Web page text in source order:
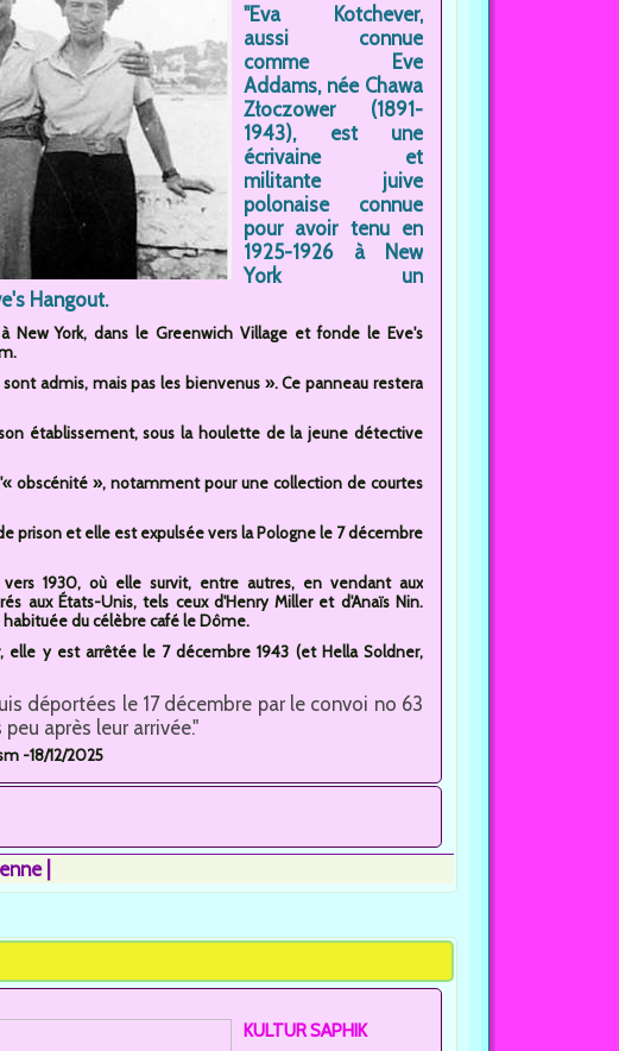
"Eva Kotchever,
aussi connue
comme Eve
Addams, née Chawa
Złoczower (1891-
1943), est une
écrivaine et
militante juive
polonaise connue
pour avoir tenu en
1925-1926 à New
York un
Hangout.
New York, dans le Greenwich Village et fonde le Eve's
admis, mais pas les bienvenus ». Ce panneau restera
établissement, sous la houlette de la jeune détective
obscénité », notamment pour une collection de courtes
prison et elle est expulsée vers la Pologne le 7 décembre
1930, où elle survit, entre autres, en vendant aux
aux États-Unis, tels ceux d'Henry Miller et d'Anaïs Nin.
du célèbre café le Dôme.
elle y est arrêtée le 7 décembre 1943 (et Hella Soldner,
déportées le 17 décembre par le convoi no 63
après leur arrivée."
-18/12/2025
KULTUR SAPHIK